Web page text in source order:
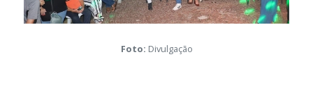
Foto: Divulgação